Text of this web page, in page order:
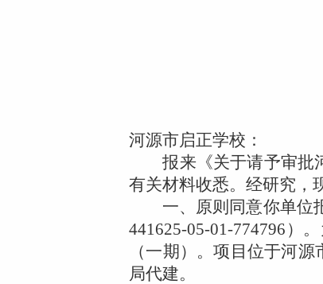
河源市启正学校：
报来《关于请予审批河
有关材料收悉。经研究，
一、原则同意你单位报
441625-05-01-774796 ）
（一期）。项目位于河
局代建。